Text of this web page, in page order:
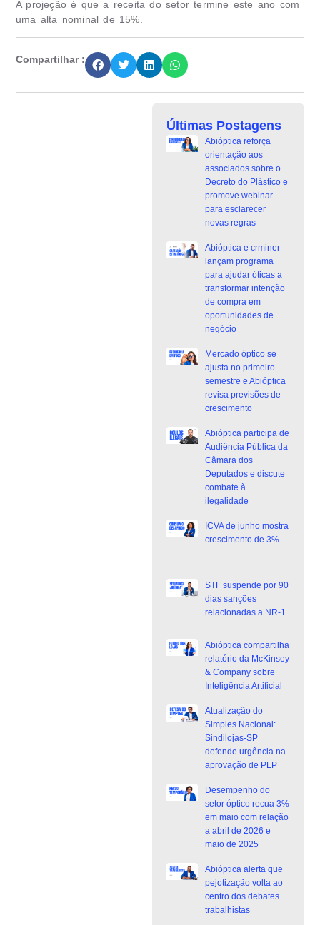
A projeção é que a receita do setor termine este ano com
uma alta nominal de 15%.
Compartilhar :
Últimas Postagens
Abióptica reforça
orientação aos
associados sobre o
Decreto do Plástico e
promove webinar
para esclarecer
novas regras
Abióptica e crminer
lançam programa
para ajudar óticas a
transformar intenção
de compra em
oportunidades de
negócio
Mercado óptico se
ajusta no primeiro
semestre e Abióptica
revisa previsões de
crescimento
Abióptica participa de
Audiência Pública da
Câmara dos
Deputados e discute
combate à
ilegalidade
ICVA de junho mostra
crescimento de 3%
STF suspende por 90
dias sanções
relacionadas a NR-1
Abióptica compartilha
relatório da McKinsey
& Company sobre
Inteligência Artificial
Atualização do
Simples Nacional:
Sindilojas-SP
defende urgência na
aprovação de PLP
Desempenho do
setor óptico recua 3%
em maio com relação
a abril de 2026 e
maio de 2025
Abióptica alerta que
pejotização volta ao
centro dos debates
trabalhistas